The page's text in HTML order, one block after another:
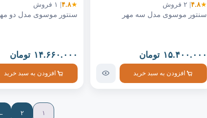
★۴.۸
سنتور موسوی مدل سه مهر
۱۵.۴۰۰.۰۰۰ تومان
افزودن به سبد خرید
★۴.۸
سنتور موسوی مدل دو
۱۴.۶۶۰.۰۰۰ تومان
افزودن به سبد خرید
۱ ۲